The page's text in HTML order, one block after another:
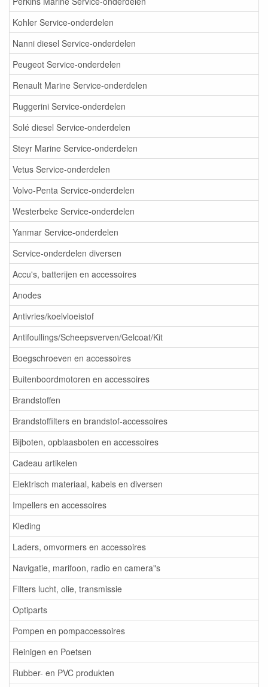
Kohler Service-onderdelen
Nanni diesel Service-onderdelen
Peugeot Service-onderdelen
Renault Marine Service-onderdelen
Ruggerini Service-onderdelen
Solé diesel Service-onderdelen
Steyr Marine Service-onderdelen
Vetus Service-onderdelen
Volvo-Penta Service-onderdelen
Westerbeke Service-onderdelen
Yanmar Service-onderdelen
Service-onderdelen diversen
Accu's, batterijen en accessoires
Anodes
Antivries/koelvloeistof
Antifoullings/Scheepsverven/Gelcoat/Kit
Boegschroeven en accessoires
Buitenboordmotoren en accessoires
Brandstoffen
Brandstoffilters en brandstof-accessoires
Bijboten, opblaasboten en accessoires
Cadeau artikelen
Elektrisch materiaal, kabels en diversen
Impellers en accessoires
Kleding
Laders, omvormers en accessoires
Navigatie, marifoon, radio en camera"s
Filters lucht, olie, transmissie
Optiparts
Pompen en pompaccessoires
Reinigen en Poetsen
Rubber- en PVC produkten